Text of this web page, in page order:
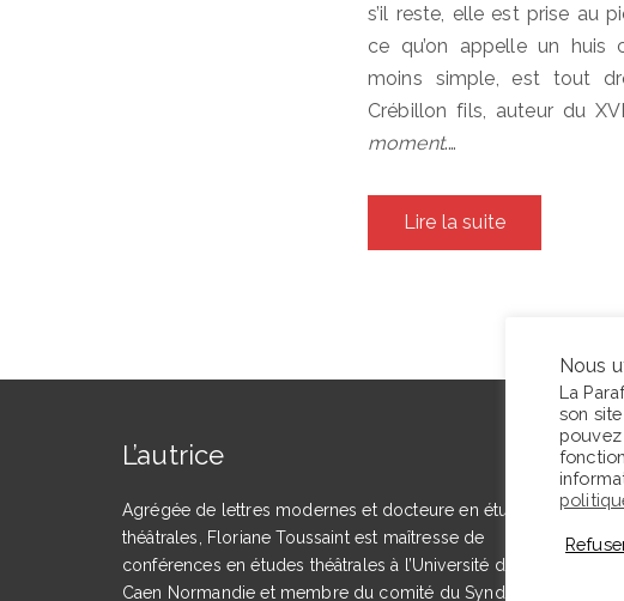
s’il reste, elle est prise au
ce qu’on appelle un huis
moins simple, est tout
Crébillon fils, auteur du
moment.…
Lire la suite
L’autrice
Agrégée de lettres modernes et docteure en études
théâtrales, Floriane Toussaint est maîtresse de
conférences en études théâtrales à l’Université de
Caen Normandie et membre du comité du Syndicat
Nous
La
son